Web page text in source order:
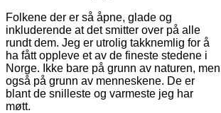
Folkene der er så åpne, glade og
inkluderende at det smitter over på alle
rundt dem. Jeg er utrolig takknemlig for å
ha fått oppleve et av de fineste stedene i
Norge. Ikke bare på grunn av naturen, men
også på grunn av menneskene. De er
blant de snilleste og varmeste jeg har
møtt.